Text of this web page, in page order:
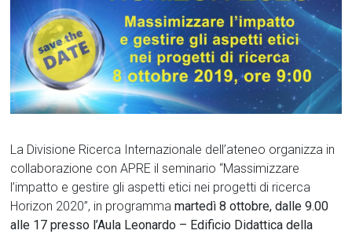
La Divisione Ricerca Internazionale dell’ateneo organizza in
collaborazione con APRE il seminario “Massimizzare
l’impatto e gestire gli aspetti etici nei progetti di ricerca
Horizon 2020”, in programmamartedì 8 ottobre, dalle 9.00
alle 17 presso l’Aula Leonardo – Edificio Didattica della